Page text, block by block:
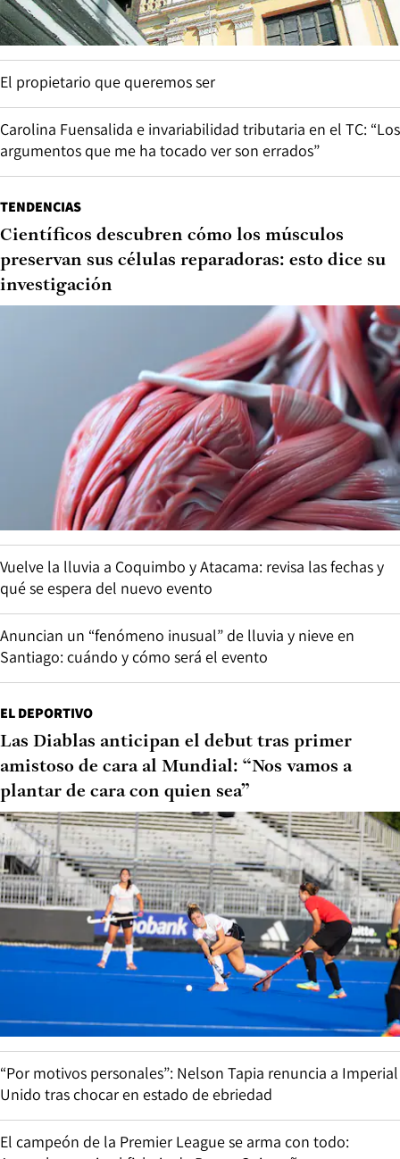
El propietario que queremos ser
Carolina Fuensalida e invariabilidad tributaria en el TC: “Los
argumentos que me ha tocado ver son errados”
TENDENCIAS
Científicos descubren cómo los músculos
preservan sus células reparadoras: esto dice su
investigación
Vuelve la lluvia a Coquimbo y Atacama: revisa las fechas y
qué se espera del nuevo evento
Anuncian un “fenómeno inusual” de lluvia y nieve en
Santiago: cuándo y cómo será el evento
EL DEPORTIVO
Las Diablas anticipan el debut tras primer
amistoso de cara al Mundial: “Nos vamos a
plantar de cara con quien sea”
“Por motivos personales”: Nelson Tapia renuncia a Imperial
Unido tras chocar en estado de ebriedad
El campeón de la Premier League se arma con todo: